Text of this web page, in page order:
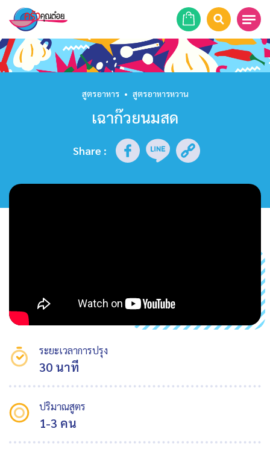
หน้าแรก
รายการย้อนหลัง
สูตรอาหาร • สูตรอาหารหวาน
เฉาก๊วยนมสด
Share :
ระยะเวลาการปรุง
30 นาที
ปริมาณสูตร
1-3 คน